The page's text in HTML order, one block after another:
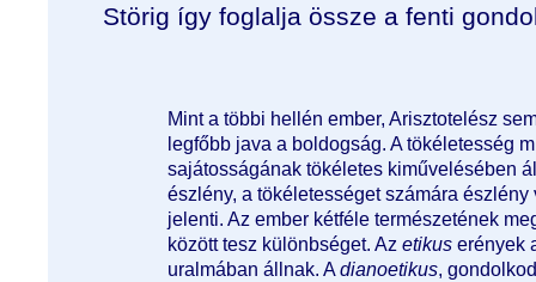
Störig így foglalja össze a fenti
Mint a többi hellén ember, Arisztotelész
legfőbb java a boldogság. A tökéletesség
sajátosságának tökéletes kiművelésében
észlény, a tökéletességet számára
jelenti. Az ember kétféle természetének
között tesz különbséget. Az etikus erények
uralmában állnak. Adianoetikus,